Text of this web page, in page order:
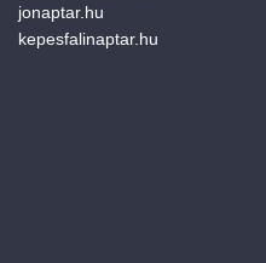
jonaptar.hu
kepesfalinaptar.hu